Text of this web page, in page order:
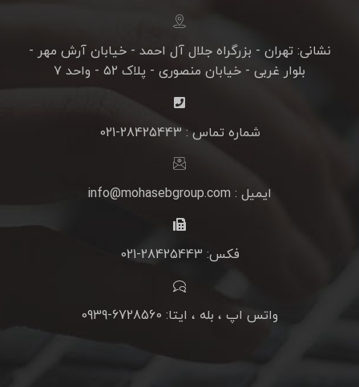
نشانی: تهران - بزرگراه جلال آل احمد - خیابان آرش مهر -
بلوار غربی - خیابان منصوری - پلاک ۵۲ - واحد ۷
شماره تماس : 28425443-021
ایمیل : info@mohasebgroup.com
فکس: 28425443-021
واتس اپ ، بله ، ایتا: 6728560-0939